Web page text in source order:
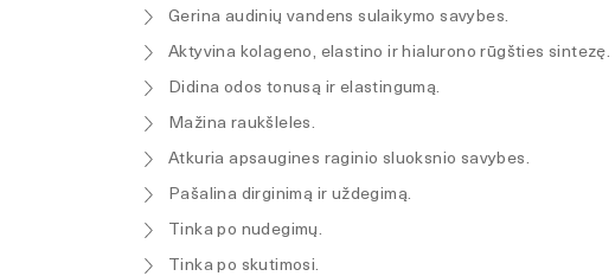
Gerina audinių vandens sulaikymo savybes.
Aktyvina kolageno, elastino ir hialurono rūgšties sintezę.
Didina odos tonusą ir elastingumą.
Mažina raukšleles.
Atkuria apsaugines raginio sluoksnio savybes.
Pašalina dirginimą ir uždegimą.
Tinka po nudegimų.
Tinka po skutimosi.